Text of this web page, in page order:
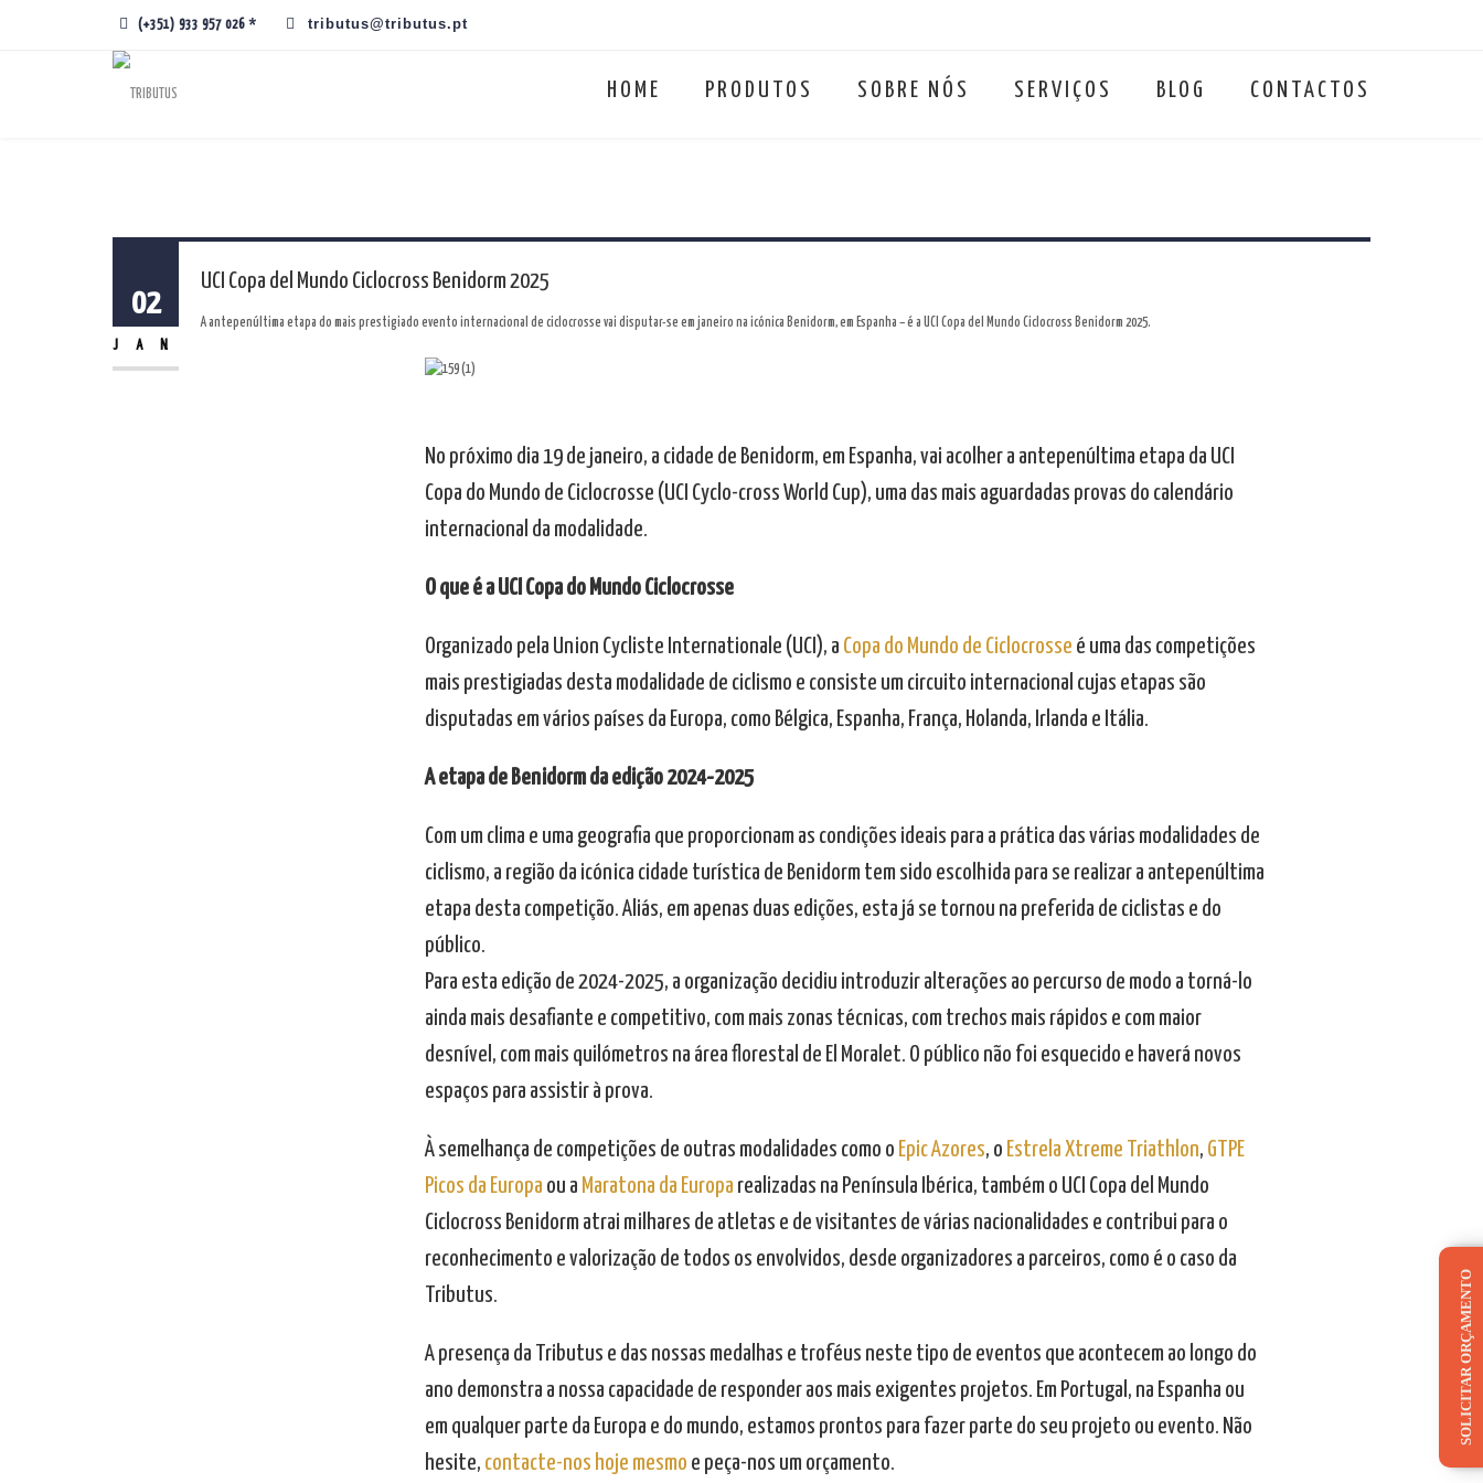
(+351) 933 957 026 * tributus@tributus.pt
HOME PRODUTOS SOBRE NÓS SERVIÇOS BLOG CONTACTOS
02
JAN
UCI Copa del Mundo Ciclocross Benidorm 2025
A antepenúltima etapa do mais prestigiado evento internacional de ciclocrosse vai disputar-se em janeiro na icónica Benidorm, em Espanha – é a UCI Copa del Mundo Ciclocross Benidorm 2025.
No próximo dia 19 de janeiro, a cidade de Benidorm, em Espanha, vai acolher a antepenúltima etapa da UCI
Copa do Mundo de Ciclocrosse (UCI Cyclo-cross World Cup), uma das mais aguardadas provas do calendário
internacional da modalidade.
O que é a UCI Copa do Mundo Ciclocrosse
Organizado pela Union Cycliste Internationale (UCI), a Copa do Mundo de Ciclocrosse é uma das competições
mais prestigiadas desta modalidade de ciclismo e consiste um circuito internacional cujas etapas são
disputadas em vários países da Europa, como Bélgica, Espanha, França, Holanda, Irlanda e Itália.
A etapa de Benidorm da edição 2024-2025
Com um clima e uma geografia que proporcionam as condições ideais para a prática das várias modalidades de
ciclismo, a região da icónica cidade turística de Benidorm tem sido escolhida para se realizar a antepenúltima
etapa desta competição. Aliás, em apenas duas edições, esta já se tornou na preferida de ciclistas e do
público.
Para esta edição de 2024-2025, a organização decidiu introduzir alterações ao percurso de modo a torná-lo
ainda mais desafiante e competitivo, com mais zonas técnicas, com trechos mais rápidos e com maior
desnível, com mais quilómetros na área florestal de El Moralet. O público não foi esquecido e haverá novos
espaços para assistir à prova.
À semelhança de competições de outras modalidades como o Epic Azores, o Estrela Xtreme Triathlon, GTPE
Picos da Europa ou a Maratona da Europa realizadas na Península Ibérica, também o UCI Copa del Mundo
Ciclocross Benidorm atrai milhares de atletas e de visitantes de várias nacionalidades e contribui para o
reconhecimento e valorização de todos os envolvidos, desde organizadores a parceiros, como é o caso da
Tributus.
A presença da Tributus e das nossas medalhas e troféus neste tipo de eventos que acontecem ao longo do
ano demonstra a nossa capacidade de responder aos mais exigentes projetos. Em Portugal, na Espanha ou
em qualquer parte da Europa e do mundo, estamos prontos para fazer parte do seu projeto ou evento. Não
hesite, contacte-nos hoje mesmo e peça-nos um orçamento.
SOLICITAR ORÇAMENTO